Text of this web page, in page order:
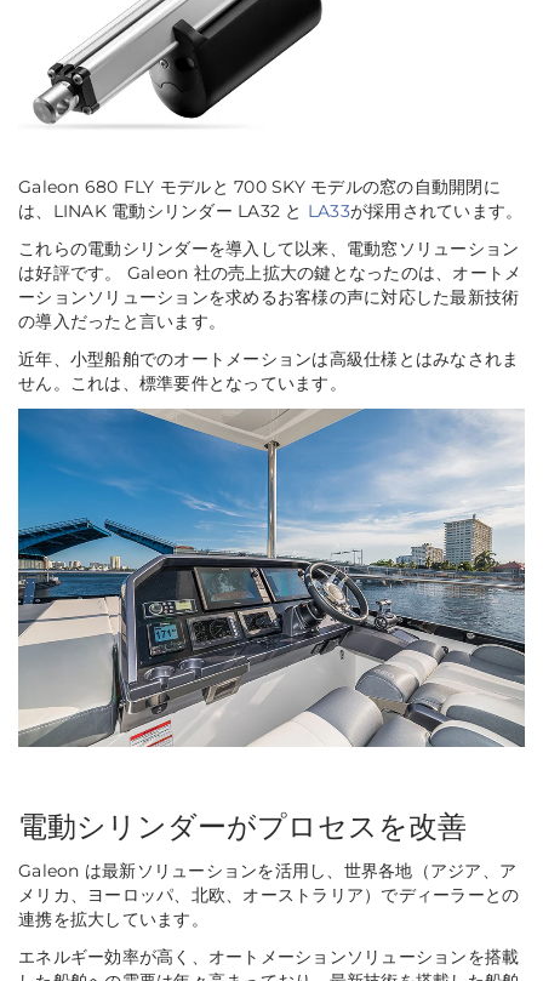
Galeon 680 FLY モデルと 700 SKY モデルの窓の自動開閉に
は、LINAK 電動シリンダー LA32 と LA33が採用されています。
これらの電動シリンダーを導入して以来、電動窓ソリューション
は好評です。 Galeon 社の売上拡大の鍵となったのは、オートメ
ーションソリューションを求めるお客様の声に対応した最新技術
の導入だったと言います。
近年、小型船舶でのオートメーションは高級仕様とはみなされま
せん。これは、標準要件となっています。
電動シリンダーがプロセスを改善
Galeon は最新ソリューションを活用し、世界各地（アジア、ア
メリカ、ヨーロッパ、北欧、オーストラリア）でディーラーとの
連携を拡大しています。
エネルギー効率が高く、オートメーションソリューションを搭載